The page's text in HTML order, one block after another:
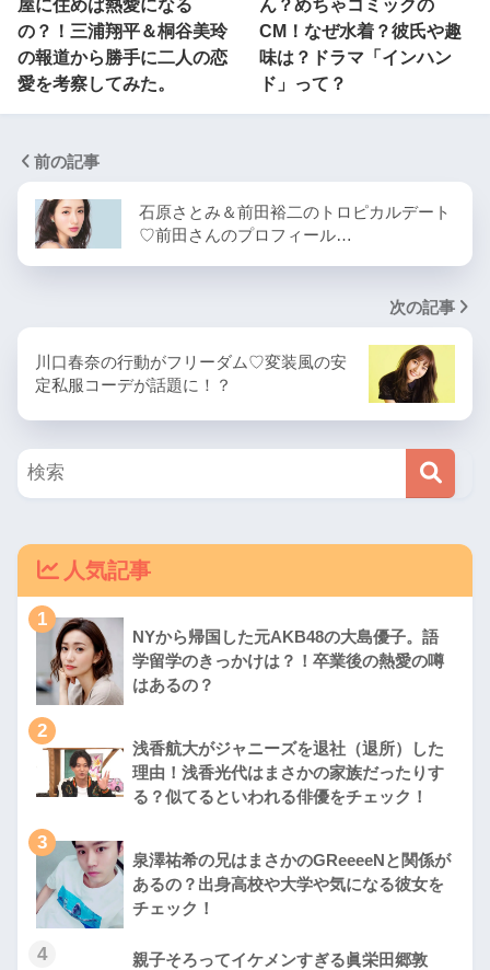
屋に住めば熱愛になる
の？！三浦翔平＆桐谷美玲
の報道から勝手に二人の恋
愛を考察してみた。
ん？めちゃコミックの
CM！なぜ水着？彼氏や趣
味は？ドラマ「インハン
ド」って？
前の記事
石原さとみ＆前田裕二のトロピカルデート
♡前田さんのプロフィール…
次の記事
川口春奈の行動がフリーダム♡変装風の安
定私服コーデが話題に！？
人気記事
1
NYから帰国した元AKB48の大島優子。語
学留学のきっかけは？！卒業後の熱愛の噂
はあるの？
2
浅香航大がジャニーズを退社（退所）した
理由！浅香光代はまさかの家族だったりす
る？似てるといわれる俳優をチェック！
3
泉澤祐希の兄はまさかのGReeeeNと関係が
あるの？出身高校や大学や気になる彼女を
チェック！
4
親子そろってイケメンすぎる眞栄田郷敦